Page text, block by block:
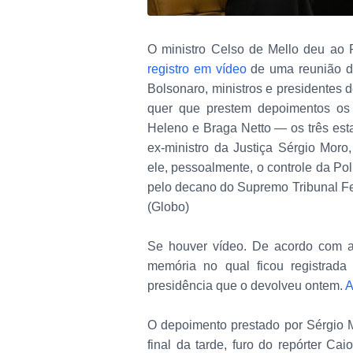
O ministro Celso de Mello deu
registro em vídeode uma reunião
Bolsonaro, ministros e presidentes
quer que prestem depoimentos
Heleno e Braga Netto — os três
ex-ministro da Justiça Sérgio
ele, pessoalmente, o controle da
pelo decano do Supremo Tribunal
(Globo)
Se houver vídeo. De acordo com
memória no qual ficou
presidência que o devolveu ontem.
O depoimento prestado por Sérgio
final da tarde, furo do repórter